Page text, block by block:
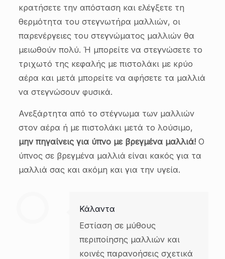
κρατήσετε την απόσταση και ελέγξετε τη
θερμότητα του στεγνωτήρα μαλλιών, οι
παρενέργειες του στεγνώματος μαλλιών θα
μειωθούν πολύ. Ή μπορείτε να στεγνώσετε το
τριχωτό της κεφαλής με πιστολάκι με κρύο
αέρα και μετά μπορείτε να αφήσετε τα μαλλιά
να στεγνώσουν φυσικά.
Ανεξάρτητα από το στέγνωμα των μαλλιών
στον αέρα ή με πιστολάκι μετά το λούσιμο,
μην πηγαίνεις για ύπνο με βρεγμένα μαλλιά!Ο
ύπνος σε βρεγμένα μαλλιά είναι κακός για τα
μαλλιά σας και ακόμη και για την υγεία.
Κάλαντα
Εστίαση σε μύθους
περιποίησης μαλλιών και
κοινές παρανοήσεις σχετικά